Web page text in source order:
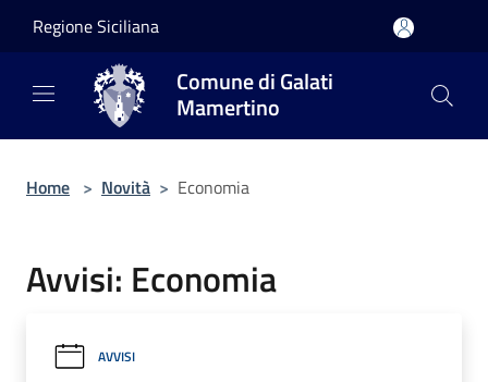
Regione Siciliana
Comune di Galati
Mamertino
Home > Novità > Economia
Avvisi: Economia
AVVISI